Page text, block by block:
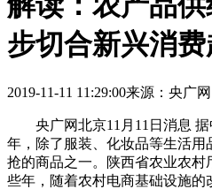
步切合新兴消
2019-11-11 11:29:00来源：央广网
央广网北京11月11日消息 据
年，除了服装、化妆品等生活用
抢的商品之一。陕西省农业农
些年，随着农村电商基础设施